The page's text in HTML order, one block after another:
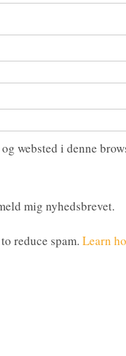
websted i denne
mig nyhedsbrevet.
reduce spam. Learn